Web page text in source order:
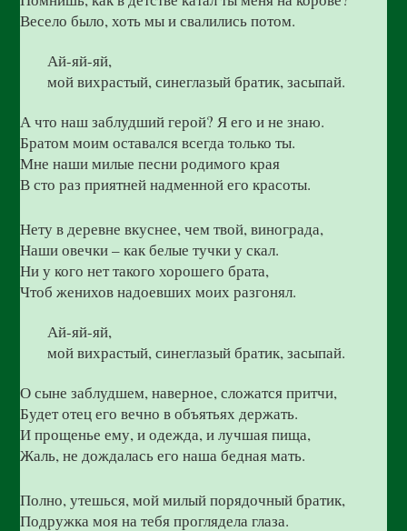
Весело было, хоть мы и свалились потом.
Ай-яй-яй,
мой вихрастый, синеглазый братик, засыпай.
А что наш заблудший герой? Я его и не знаю.
Братом моим оставался всегда только ты.
Мне наши милые песни родимого края
В сто раз приятней надменной его красоты.
Нету в деревне вкуснее, чем твой, винограда,
Наши овечки – как белые тучки у скал.
Ни у кого нет такого хорошего брата,
Чтоб женихов надоевших моих разгонял.
Ай-яй-яй,
мой вихрастый, синеглазый братик, засыпай.
О сыне заблудшем, наверное, сложатся притчи,
Будет отец его вечно в объятьях держать.
И прощенье ему, и одежда, и лучшая пища,
Жаль, не дождалась его наша бедная мать.
Полно, утешься, мой милый порядочный братик,
Подружка моя на тебя проглядела глаза.